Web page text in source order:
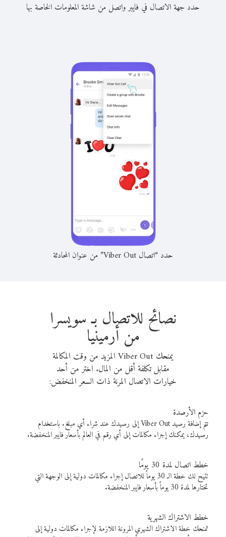
حدد جهة الاتصال في فايبر واتصل من شاشة المعلومات الخاصة بها
حدد “اتصال Viber Out” من عنوان المحادثة
نصائح للاتصال بـ سويسرا
من أرمينيا
يمنحك Viber Out المزيد من وقت المكالمة
مقابل تكلفة أقل من المال. اختر من أحد
خيارات الاتصال المرنة ذات السعر المنخفض:
حزم الأرصدة
تتم إضافة رصيد Viber Out إلى رصيدك عند شراء أي مبلغ. باستخدام
رصيدك، يمكنك إجراء مكالمات إلى أي رقم في العالم بأسعار فايبر المنخفضة.
خطط اتصال لمدة 30 يومًا
تتيح لك خطة الـ 30 يوماً للاتصال إجراء مكالمات دولية إلى الوجهة التي
تختارها لمدة 30 يوماً بأسعار فايبر المنخفضة.
خطط الاشتراك الشهرية
تمنحك خطة الاشتراك الشهري المرونة اللازمة لإجراء مكالمات دولية إلى